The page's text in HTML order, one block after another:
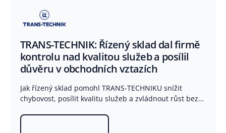
TRANS-TECHNIK: Řízený sklad dal firmě
kontrolu nad kvalitou služeb a posílil
důvěru v obchodních vztazích
Jak řízený sklad pomohl TRANS-TECHNIKU snížit
chybovost, posílit kvalitu služeb a zvládnout růst bez